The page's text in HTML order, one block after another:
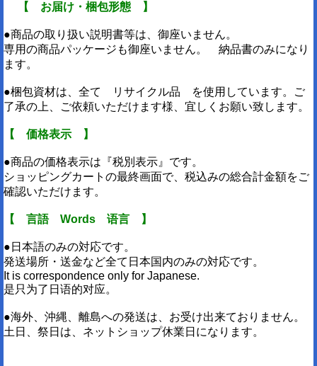
【 お届け・梱包形態 】
●商品の取り扱い説明書等は、御座いません。
専用の商品パッケージも御座いません。 納品書のみになり
ます。
●梱包資材は、全て リサイクル品 を使用しています。ご
了承の上、ご依頼いただけます様、宜しくお願い致します。
【 価格表示 】
●商品の価格表示は『税別表示』です。
ショッピングカートの最終画面で、税込みの総合計金額をご
確認いただけます。
【 言語 Words 语言 】
●日本語のみの対応です。
発送場所・送金など全て日本国内のみの対応です。
It is correspondence only for Japanese.
是只为了日语的对应。
●海外、沖縄、離島への発送は、お受け出来ておりません。
土日、祭日は、ネットショップ休業日になります。